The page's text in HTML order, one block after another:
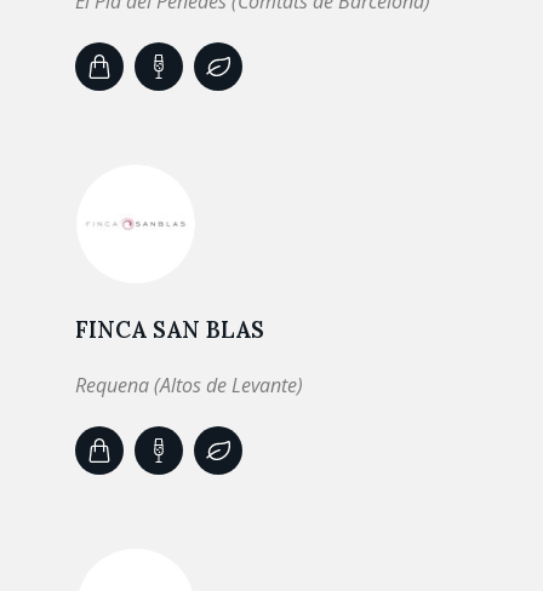
FINCA SAN BLAS
Requena (Altos de Levante)